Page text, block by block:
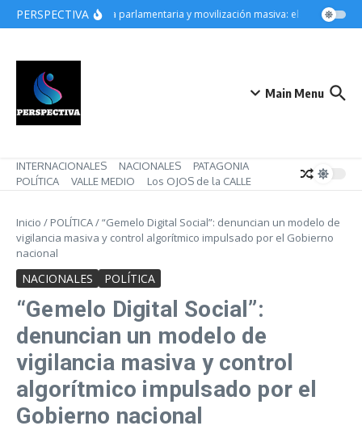
Saltar al contenido
PERSPECTIVADerrota parlamentaria y movilización masiva: el gobierno de
Main Menu
INTERNACIONALES NACIONALES
PATAGONIA
POLÍTICA
VALLE MEDIO Los OJOS de la CALLE
Inicio / POLÍTICA/“Gemelo Digital Social”: denuncian un modelo de
vigilancia masiva y control algorítmico impulsado por el Gobierno
nacional
NACIONALES POLÍTICA
“Gemelo Digital Social”:
denuncian un modelo de
vigilancia masiva y control
algorítmico impulsado por el
Gobierno nacional